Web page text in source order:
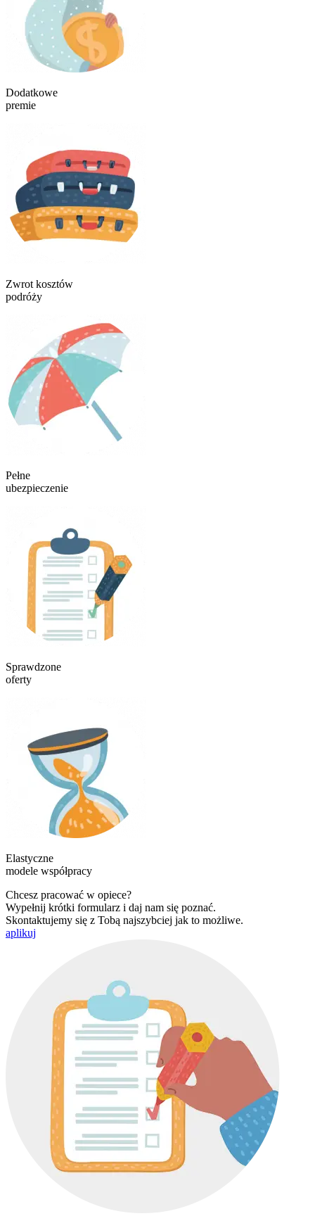
Dodatkowe
premie
Zwrot kosztów
podróży
Pełne
ubezpieczenie
Sprawdzone
oferty
Elastyczne
modele współpracy
Chcesz pracować w opiece?
Wypełnij krótki formularz i daj nam się poznać.
Skontaktujemy się z Tobą najszybciej jak to możliwe.
aplikuj